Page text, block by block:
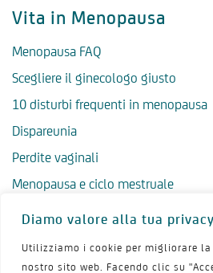
Diamo valore alla tua privacy
Utilizziamo i cookie per migliorare la
nostro sito web. Facendo clic su
Vita in Menopausa
Menopausa FAQ
Scegliere il ginecologo giusto
10 disturbi frequenti in menopausa
Dispareunia
Perdite vaginali
Menopausa e ciclo mestruale
Menopausa precoce
Salute psicologica in menopausa